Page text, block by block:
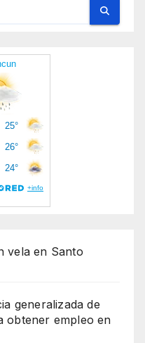
vela en Santo
generalizada de
obtener empleo en